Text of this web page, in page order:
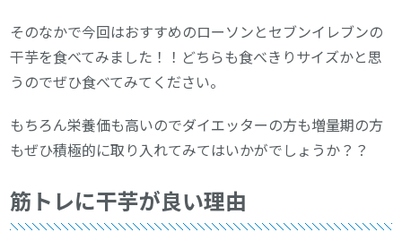
そのなかで今回はおすすめのローソンとセブンイレブンの
干芋を食べてみました！！どちらも食べきりサイズかと思
うのでぜひ食べてみてください。
もちろん栄養価も高いのでダイエッターの方も増量期の方
もぜひ積極的に取り入れてみてはいかがでしょうか？？
筋トレに干芋が良い理由